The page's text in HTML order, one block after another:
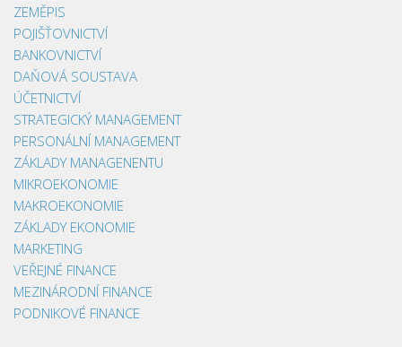
ZEMĚPIS
POJIŠŤOVNICTVÍ
BANKOVNICTVÍ
DAŇOVÁ SOUSTAVA
ÚČETNICTVÍ
STRATEGICKÝ MANAGEMENT
PERSONÁLNÍ MANAGEMENT
ZÁKLADY MANAGENENTU
MIKROEKONOMIE
MAKROEKONOMIE
ZÁKLADY EKONOMIE
MARKETING
VEŘEJNÉ FINANCE
MEZINÁRODNÍ FINANCE
PODNIKOVÉ FINANCE